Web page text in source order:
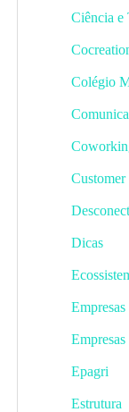
Ciência e
Colégio
Customer
Dicas
Empresas
Epagri
Estrutura